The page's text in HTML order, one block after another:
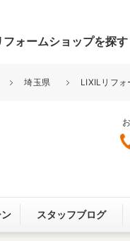
門ま
ス
フォームショップを探す
こ
埼玉県 LIXILリフォ
スタッフブログ